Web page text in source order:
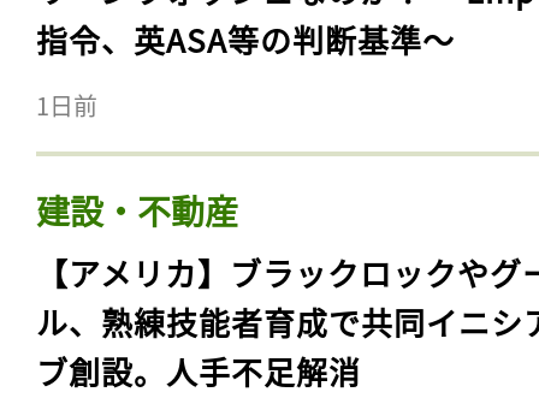
指令、英ASA等の判断基準〜
1日前
建設・不動産
【アメリカ】ブラックロックやグ
ル、熟練技能者育成で共同イニシ
ブ創設。人手不足解消